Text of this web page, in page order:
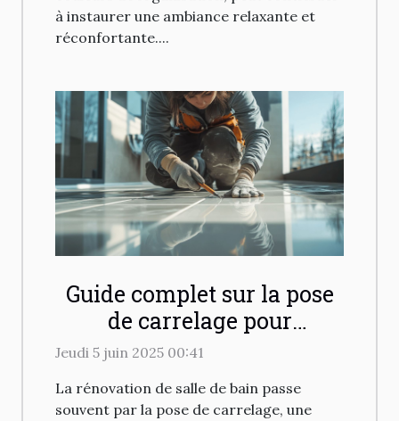
à instaurer une ambiance relaxante et
réconfortante....
Guide complet sur la pose
de carrelage pour
rénovation de salle de bain
Jeudi 5 juin 2025 00:41
La rénovation de salle de bain passe
souvent par la pose de carrelage, une